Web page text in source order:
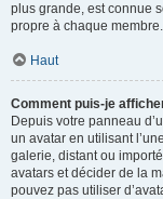
plus grande, est connue
propre à chaque membre.
Haut
Comment puis-je
Depuis votre panneau
un avatar en utilisant
galerie, distant ou
avatars et décider de la
pouvez pas utiliser